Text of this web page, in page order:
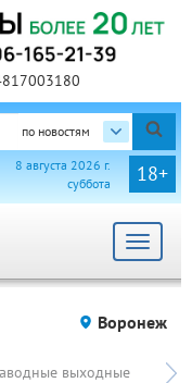
по новостям
18+
8 августа 2026 г.
суббота
Toggle
Воронеж
выходные